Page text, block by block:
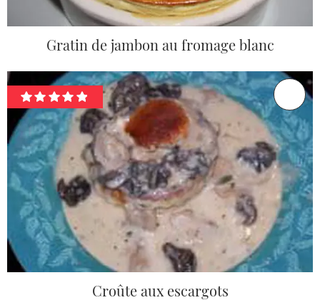
Gratin de jambon au fromage blanc
Croûte aux escargots